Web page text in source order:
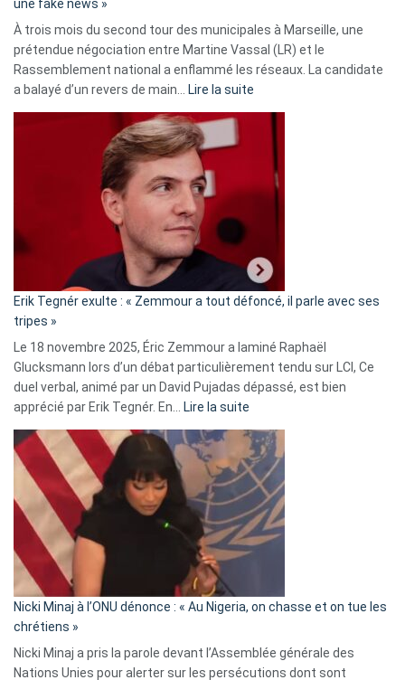
une fake news »
À trois mois du second tour des municipales à Marseille, une
prétendue négociation entre Martine Vassal (LR) et le
Rassemblement national a enflammé les réseaux. La candidate
a balayé d’un revers de main… Lire la suite
Martine
Vassal
d’alliance
secrète
«
C’est
fake
news
»
Erik Tegnér exulte : « Zemmour a tout défoncé, il parle avec ses
tripes »
Le 18 novembre 2025, Éric Zemmour a laminé Raphaël
Glucksmann lors d’un débat particulièrement tendu sur LCI, Ce
duel verbal, animé par un David Pujadas dépassé, est bien
apprécié par Erik Tegnér. En… Lire la suite
Erik
Tegnér
exulte
:
« Zemmour
a
tout
parle
ses
tripes »
Nicki Minaj à l’ONU dénonce : « Au Nigeria, on chasse et on tue les
chrétiens »
Nicki Minaj a pris la parole devant l’Assemblée générale des
Nations Unies pour alerter sur les persécutions dont sont